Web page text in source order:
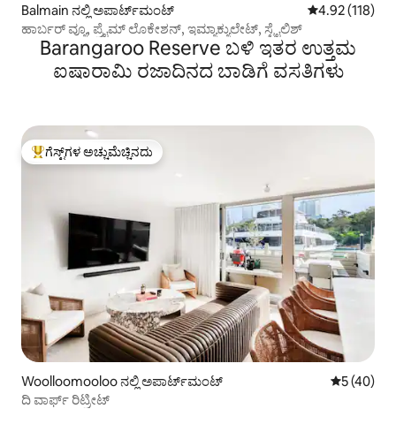
Balmain ನಲ್ಲಿ ಅಪಾರ್ಟ್‌ಮಂಟ್ 5 ರಲ್ಲಿ 4.92
4.92 (118)
ಹಾರ್ಬರ್ ವ್ಯೂ, ಪ್ರೈಮ್ ಲೊಕೇಶನ್, ಇಮ್ಯಾಕ್ಯುಲೇಟ್, ಸ್ಟೈಲಿಶ್
Barangaroo Reserve ಬಳಿ ಇತರ ಉತ್ತಮ
ಐಷಾರಾಮಿ ರಜಾದಿನದ ಬಾಡಿಗೆ ವಸತಿಗಳು
ಗೆಸ್ಟ್‌ಗಳಿಗೆ ಅತಿ ಹೆಚ್ಚು ಅಚ್ಚುಮೆಚ್ಚಿನದು
ಗೆಸ್ಟ್‌ಗಳ ಅಚ್ಚುಮೆಚ್ಚಿನದು
Woolloomooloo ನಲ್ಲಿ ಅಪಾರ್ಟ್‌ಮಂಟ್ 5 ರಲ್ಲಿ 5
5 (40)
ದಿ ವಾರ್ಫ್ ರಿಟ್ರೀಟ್